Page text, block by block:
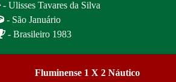
- Ulisses Tavares da Silva
- São Januário
- Brasileiro 1983
Fluminense 1 X 2 Náutico